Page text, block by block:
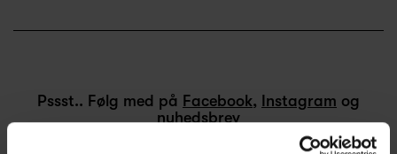
Pssst.. Følg med på Facebook, Instagram og
nyhedsbrev
Nye designs, inspiration og eksklusive tilbud